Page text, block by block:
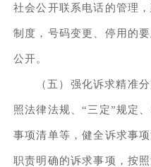
社会公开联系电话的管理
制度，号码变更、停用的
公开。
（五）强化诉求精准
照法律法规、“三定”规定
事项清单等，健全诉求事
职责明确的诉求事项，按